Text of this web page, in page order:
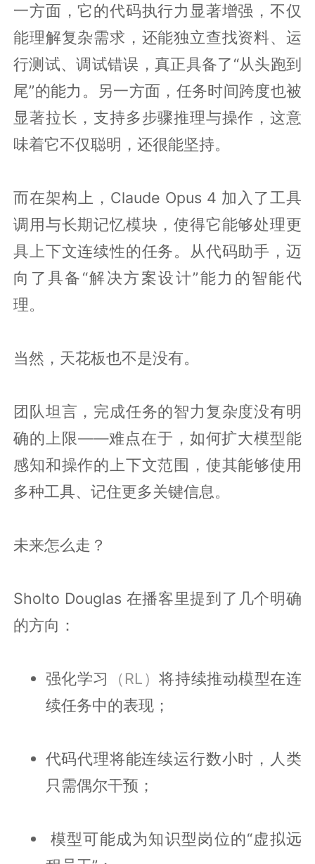
一方面，它的代码执行力显著增强，不仅
能理解复杂需求，还能独立查找资料、运
行测试、调试错误，真正具备了“从头跑到
尾”的能力。另一方面，任务时间跨度也被
显著拉长，支持多步骤推理与操作，这意
味着它不仅聪明，还很能坚持。
而在架构上，Claude Opus 4 加入了工具
调用与长期记忆模块，使得它能够处理更
具上下文连续性的任务。从代码助手，迈
向了具备“解决方案设计”能力的智能代
理。
当然，天花板也不是没有。
团队坦言，完成任务的智力复杂度没有明
确的上限——难点在于，如何扩大模型能
感知和操作的上下文范围，使其能够使用
多种工具、记住更多关键信息。
未来怎么走？
Sholto Douglas 在播客里提到了几个明确
的方向：
强化学习 （RL）将持续推动模型在连
续任务中的表现；
代码代理将能连续运行数小时，人类
只需偶尔干预；
‍ 模型可能成为知识型岗位的“虚拟远